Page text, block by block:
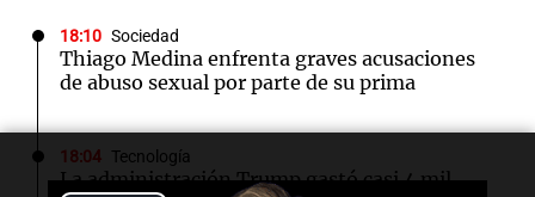
18:10 Sociedad
Thiago Medina enfrenta graves acusaciones
de abuso sexual por parte de su prima
18:04 Tecnología
La administración Trump gastó casi 4 mil